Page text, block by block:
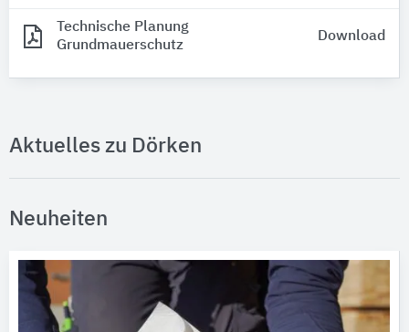
Technische Planung
Grundmauerschutz
Download
Aktuelles zu Dörken
Neuheiten